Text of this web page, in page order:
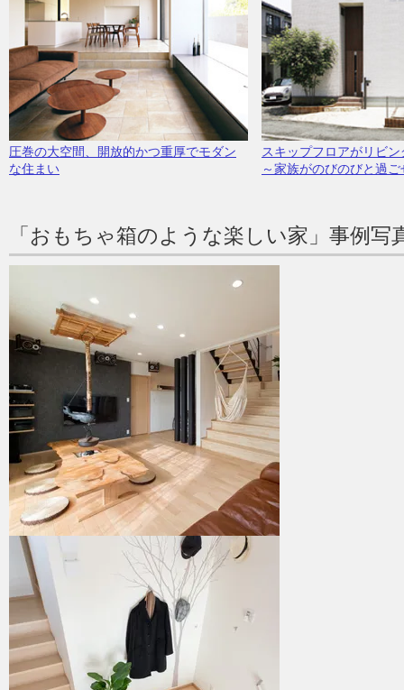
圧巻の大空間、開放的かつ重厚でモダン
な住まい
スキップフロアがリビ
～家族がのびのびと過
「おもちゃ箱のような楽しい家」事例写